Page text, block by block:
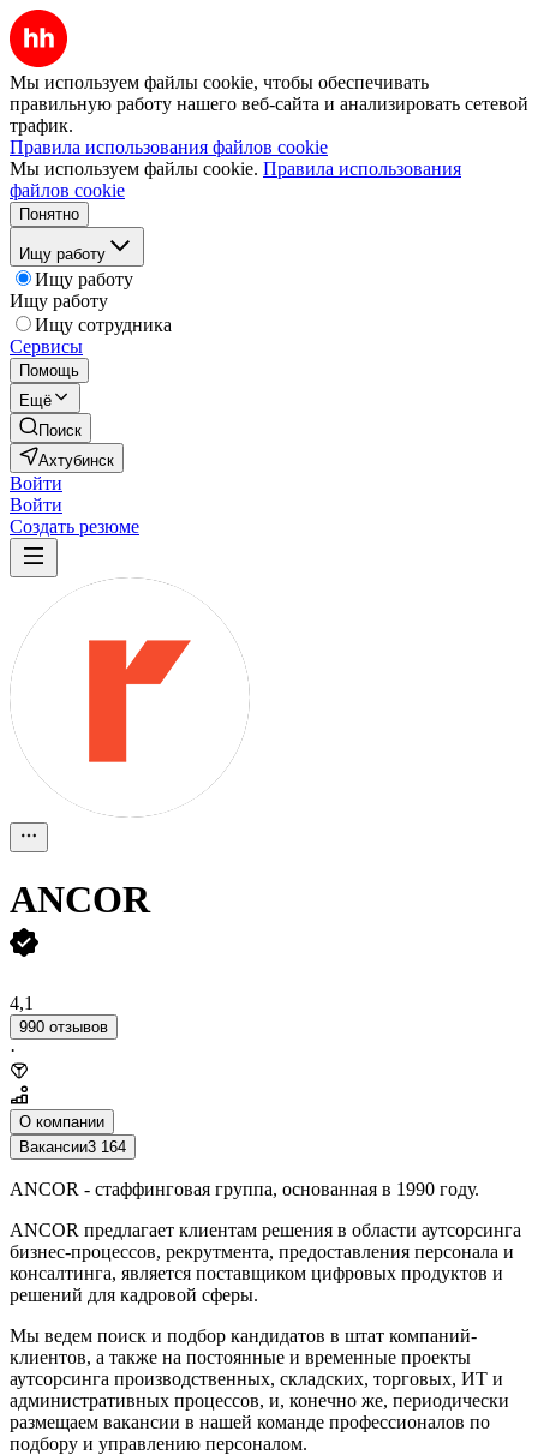
Мы используем файлы cookie, чтобы обеспечивать
правильную работу нашего веб-сайта и анализировать сетевой
трафик.
Правила использования файлов cookie
Мы используем файлы cookie. Правила использования
файлов cookie
Понятно
Ищу работу
Ищу работу
Ищу работу
Ищу сотрудника
Сервисы
Помощь
Ещё
Поиск
Ахтубинск
Войти
Войти
Создать резюме
ANCOR
4,1
990 отзывов
·
О компании
Вакансии3 164
ANCOR - стаффинговая группа, основанная в 1990 году.
ANCOR предлагает клиентам решения в области аутсорсинга
бизнес-процессов, рекрутмента, предоставления персонала и
консалтинга, является поставщиком цифровых продуктов и
решений для кадровой сферы.
Мы ведем поиск и подбор кандидатов в штат компаний-
клиентов, а также на постоянные и временные проекты
аутсорсинга производственных, складских, торговых, ИТ и
административных процессов, и, конечно же, периодически
размещаем вакансии в нашей команде профессионалов по
подбору и управлению персоналом.